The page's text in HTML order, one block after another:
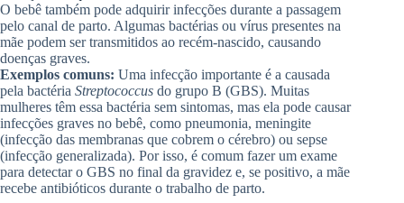
O bebê também pode adquirir infecções durante a passagem
pelo canal de parto. Algumas bactérias ou vírus presentes na
mãe podem ser transmitidos ao recém-nascido, causando
doenças graves.
Exemplos comuns: Uma infecção importante é a causada
pela bactéria Streptococcus do grupo B (GBS). Muitas
mulheres têm essa bactéria sem sintomas, mas ela pode causar
infecções graves no bebê, como pneumonia, meningite
(infecção das membranas que cobrem o cérebro) ou sepse
(infecção generalizada). Por isso, é comum fazer um exame
para detectar o GBS no final da gravidez e, se positivo, a mãe
recebe antibióticos durante o trabalho de parto.